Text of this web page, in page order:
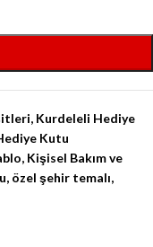
, Kurdeleli Hediye
Kutu
, Kişisel Bakım ve
, özel şehir temalı,